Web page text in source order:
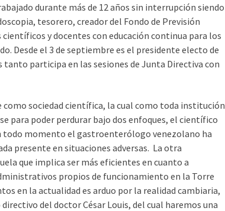
durante más de 12 años sin interrupción siendo
tesorero, creador del Fondo de Previsión
y docentes con educación continua para los
Desde el 3 de septiembre es el presidente electo de
tanto participa en las sesiones de Junta Directiva con
como sociedad científica, la cual como toda institución
para poder perdurar bajo dos enfoques, el científico
todo momento el gastroenterólogo venezolano ha
presente en situaciones adversas. La otra
que implica ser más eficientes en cuanto a
propios de funcionamiento en la Torre
en la actualidad es arduo por la realidad cambiaria,
del doctor César Louis, del cual haremos una